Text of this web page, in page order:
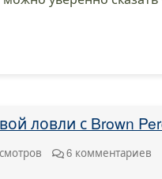
ловли с Brown
6 комментариев